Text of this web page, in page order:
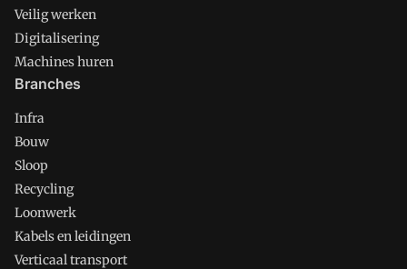
Veilig werken
Digitalisering
Machines huren
Branches
Infra
Bouw
Sloop
Recycling
Loonwerk
Kabels en leidingen
Verticaal transport